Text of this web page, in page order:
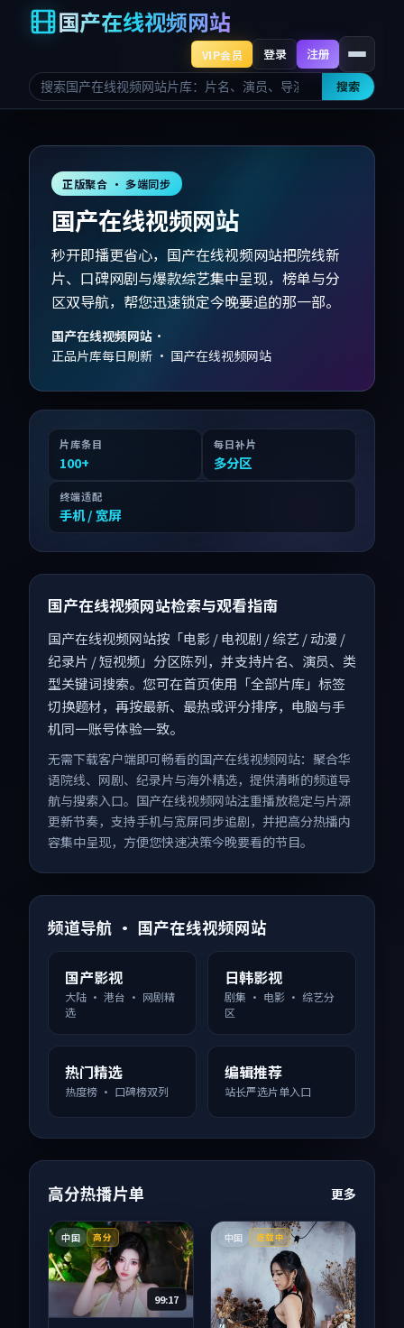
国产在线视频网站
搜索
VIP会员 登录 注册
正版聚合 · 多端同步
国产在线视频网站
秒开即播更省心，国产在线视频网站把院线新
片、口碑网剧与爆款综艺集中呈现，榜单与分
区双导航，帮您迅速锁定今晚要追的那一部。
国产在线视频网站 ·
正品片库每日刷新 · 国产在线视频网站
片库条目
100+
每日补片
多分区
终端适配
手机 / 宽屏
国产在线视频网站检索与观看指南
国产在线视频网站按「电影 / 电视剧 / 综艺 / 动漫 /
纪录片 / 短视频」分区陈列，并支持片名、演员、类
型关键词搜索。您可在首页使用「全部片库」标签
切换题材，再按最新、最热或评分排序，电脑与手
机同一账号体验一致。
无需下载客户端即可畅看的国产在线视频网站：聚合华
语院线、网剧、纪录片与海外精选，提供清晰的频道导
航与搜索入口。国产在线视频网站注重播放稳定与片源
更新节奏，支持手机与宽屏同步追剧，并把高分热播内
容集中呈现，方便您快速决策今晚要看的节目。
频道导航 · 国产在线视频网站
国产影视
大陆 · 港台 · 网剧精
选
日韩影视
剧集 · 电影 · 综艺分
区
热门精选
热度榜 · 口碑榜双列
编辑推荐
站长严选片单入口
高分热播片单 更多
中国 高分
99:17
中国 连载中